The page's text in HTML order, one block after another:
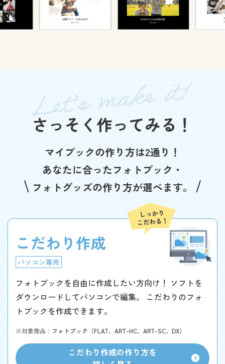
さっそく作ってみる！
マイブックの作り方は2通り！
あなたに合ったフォトブック・
フォトグッズの作り方が選べます。
こだわり作成
パソコン専用
フォトブックを自由に作成したい方向け！ ソフトを
ダウンロードしてパソコンで編集。
こだわりのフォ
トブックを作成できます。
※対象商品： フォトブック（FLAT、ART-HC、ART-SC、DX）
こだわり作成の作り方を